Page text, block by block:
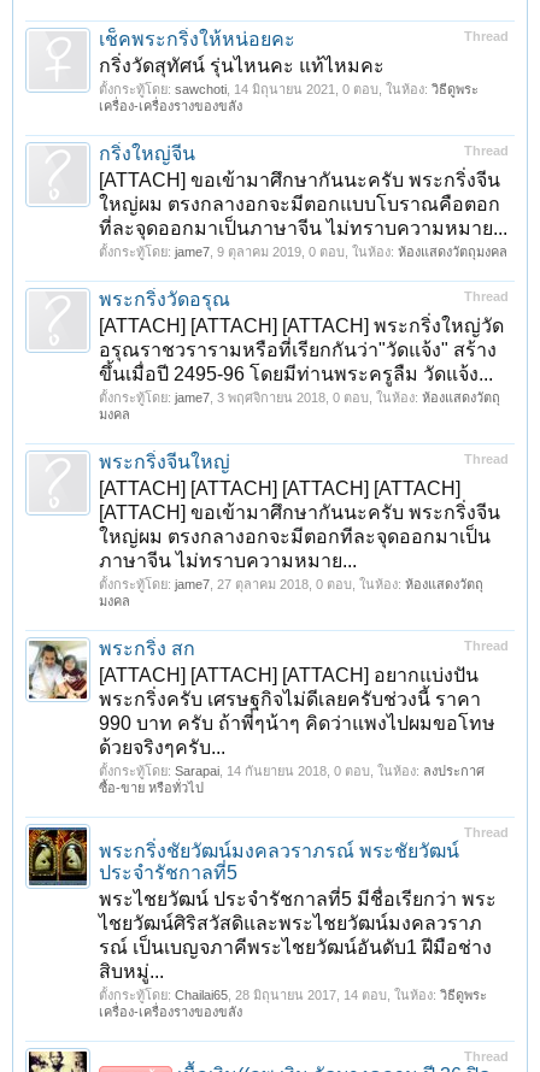
Thread
เช็คพระกริ่งให้หน่อยคะ
กริ่งวัดสุทัศน์ รุ่นไหนคะ แท้ไหมคะ
ตั้งกระทู้โดย: sawchoti 14 มิถุนายน 2021 , 0 ตอบ, ในห้อง: วิธีดูพระ
เครื่อง-เครื่องรางของขลัง
Thread
กริ่งใหญ่จีน
[ATTACH] ขอเข้ามาศึกษากันนะครับ พระกริ่งจีน
ใหญ่ผม ตรงกลางอกจะมีตอกแบบโบราณคือตอก
ที่ละจุดออกมาเป็นภาษาจีน ไม่ทราบความหมาย...
ตั้งกระทู้โดย: jame7 9 ตุลาคม 2019 , 0 ตอบ, ในห้อง: ห้องแสดงวัตถุมงคล
Thread
พระกริ่งวัดอรุณ
[ATTACH] [ATTACH] [ATTACH] พระกริ่งใหญ่วัด
อรุณราชวรารามหรือที่เรียกกันว่า"วัดแจ้ง" สร้าง
ขึ้นเมื่อปี 2495-96 โดยมีท่านพระครูลืม วัดแจ้ง...
ตั้งกระทู้โดย: jame7 3 พฤศจิกายน 2018 , 0 ตอบ, ในห้อง: ห้องแสดงวัตถุ
มงคล
Thread
พระกริ่งจีนใหญ่
[ATTACH] [ATTACH] [ATTACH] [ATTACH]
[ATTACH] ขอเข้ามาศึกษากันนะครับ พระกริ่งจีน
ใหญ่ผม ตรงกลางอกจะมีตอกทีละจุดออกมาเป็น
ภาษาจีน ไม่ทราบความหมาย...
ตั้งกระทู้โดย: jame7 27 ตุลาคม 2018 , 0 ตอบ, ในห้อง: ห้องแสดงวัตถุ
มงคล
Thread
พระกริ่ง สก
[ATTACH] [ATTACH] [ATTACH] อยากแบ่งปัน
พระกริ่งครับ เศรษฐกิจไม่ดีเลยครับช่วงนี้ ราคา
990 บาท ครับ ถ้าพี่ๆน้าๆ คิดว่าแพงไปผมขอโทษ
ด้วยจริงๆครับ...
ตั้งกระทู้โดย: Sarapai 14 กันยายน 2018 , 0 ตอบ, ในห้อง: ลงประกาศ
ซื้อ-ขาย หรือทั่วไป
Thread
พระกริ่งชัยวัฒน์มงคลวราภรณ์ พระชัยวัฒน์
ประจำรัชกาลที่5
พระไชยวัฒน์ ประจำรัชกาลที่5 มีชื่อเรียกว่า พระ
ไชยวัฒน์ศิริสวัสดิและพระไชยวัฒน์มงคลวราภ
รณ์ เป็นเบญจภาคีพระไชยวัฒน์อันดับ1 ฝีมือช่าง
สิบหมู่...
ตั้งกระทู้โดย: Chailai65 28 มิถุนายน 2017 , 14 ตอบ, ในห้อง: วิธีดูพระ
เครื่อง-เครื่องรางของขลัง
Thread